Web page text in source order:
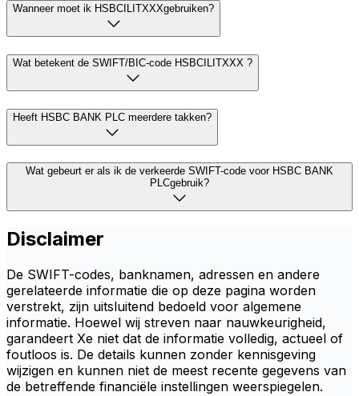
Wanneer moet ik HSBCILITXXXgebruiken?
Wat betekent de SWIFT/BIC-code HSBCILITXXX ?
Heeft HSBC BANK PLC meerdere takken?
Wat gebeurt er als ik de verkeerde SWIFT-code voor HSBC BANK
PLCgebruik?
Disclaimer
De SWIFT-codes, banknamen, adressen en andere
gerelateerde informatie die op deze pagina worden
verstrekt, zijn uitsluitend bedoeld voor algemene
informatie. Hoewel wij streven naar nauwkeurigheid,
garandeert Xe niet dat de informatie volledig, actueel of
foutloos is. De details kunnen zonder kennisgeving
wijzigen en kunnen niet de meest recente gegevens van
de betreffende financiële instellingen weerspiegelen.